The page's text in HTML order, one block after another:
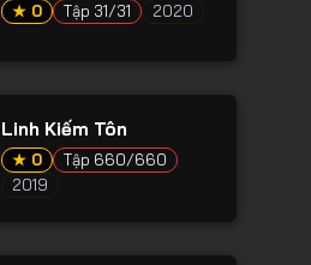
★ 0 Tập 31/31 2020
Linh Kiếm Tôn
★ 0
Tập 660/660
2019